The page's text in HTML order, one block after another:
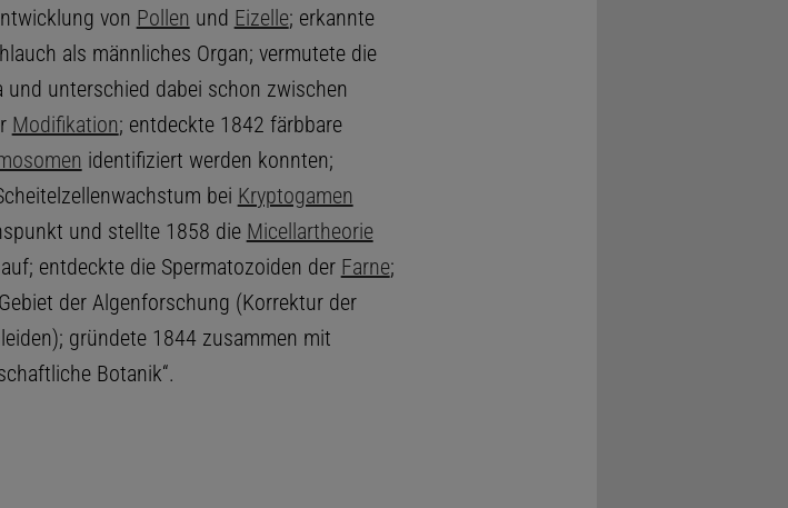
von Pollen und Eizelle; erkannte
als männliches Organ; vermutete die
und unterschied dabei schon zwischen
Modifikation; entdeckte 1842 färbbare
identifiziert werden konnten;
bei Kryptogamen
und stellte 1858 die Micellartheorie
auf; entdeckte die Spermatozoiden der Farne;
der Algenforschung (Korrektur der
gründete 1844 zusammen mit
Botanik“.